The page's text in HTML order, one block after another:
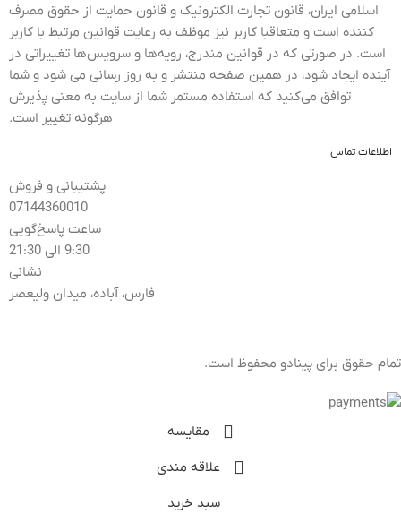
اسلامی ایران، قانون تجارت الکترونیک و قانون حمایت از حقوق مصرف
کننده است و متعاقبا کاربر نیز موظف به رعایت قوانین مرتبط با کاربر
است. در صورتی که در قوانین مندرج، رویه‏‌ها و سرویس‏‌ها تغییراتی در
آینده ایجاد شود، در همین صفحه منتشر و به روز رسانی می شود و شما
توافق می‏‌کنید که استفاده مستمر شما از سایت به معنی پذیرش
هرگونه تغییر است.
اطلاعات تماس
پشتیبانی و فروش
07144360010
ساعت پاسخ‌گویی
9:30 الی 21:30
نشانی
فارس، آباده، میدان ولیعصر
تمام حقوق برای پینادو محفوظ است.
مقایسه
علاقه مندی
سبد خرید